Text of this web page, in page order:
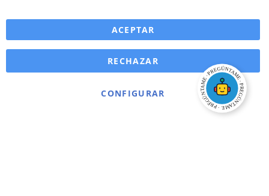
ACEPTAR
CONFIGURAR
RECHAZAR